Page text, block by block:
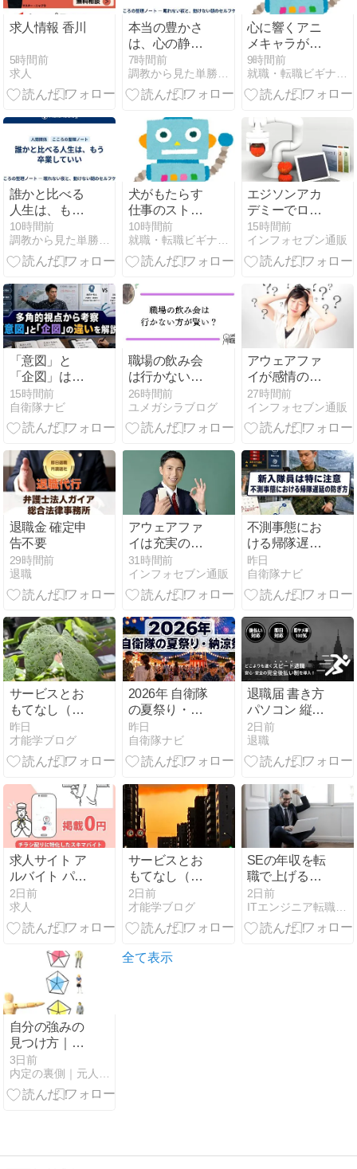
求人情報 香川
5時間前
求人
本当の豊かさ
は、心の静け
さにあります
7時間前
調教から見た単勝複勝買い目の競馬予想
心に響くアニ
メキャラが悩
みを解消する
方法
9時間前
就職・転職ビギナーズマガジン
誰かと比べる
人生は、もう
卒業していい
10時間前
調教から見た単勝複勝買い目の競馬予想
犬がもたらす
仕事のストレ
ス軽減効果と
は
10時間前
就職・転職ビギナーズマガジン
エジソンアカ
デミーでロボ
ットプログラ
ミングを学ぼ
う！
15時間前
インフォセブン通販
「意図」と
「企図」は何
が違う？
15時間前
自衛隊ナビ
職場の飲み会
は行かない方
が賢い？結局
は楽しめるか
どうかが重要
26時間前
ユメガシラブログ
アウェアファ
イが感情の管
理からストレ
ス解消までで
きる魅力！
27時間前
インフォセブン通販
退職金 確定申
告不要
29時間前
退職
アウェアファ
イは充実の機
能で心の健康
をサポートす
るAIアプリ
31時間前
インフォセブン通販
不測事態にお
ける帰隊遅延
の防ぎ方
昨日
自衛隊ナビ
サービスとお
もてなし（後
編）vol.4474
昨日
才能学ブログ
2026年 自衛隊
の夏祭り・納
涼祭
昨日
自衛隊ナビ
退職届 書き方
パソコン 縦書
き
2日前
退職
求人サイト ア
ルバイト パー
ト
2日前
求人
サービスとお
もてなし（前
編）vol.4473
2日前
才能学ブログ
SEの年収を転
職で上げるコ
ツ｜スキル戦
略と交渉術を
徹底解説
2日前
自分の強みの
見つけ方｜
「強みがわか
らない」人の
ための棚卸し
3日前
全て表示